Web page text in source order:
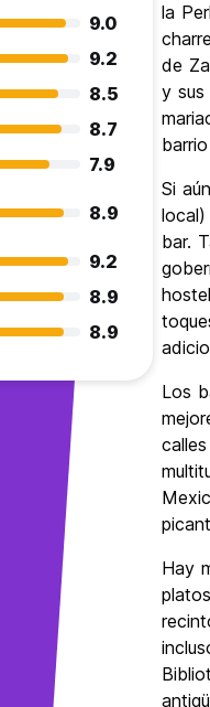
9.0
9.2
8.5
8.7
7.9
8.9
9.2
8.9
8.9
la
de
y sus
Si
bar.
Los
Hay